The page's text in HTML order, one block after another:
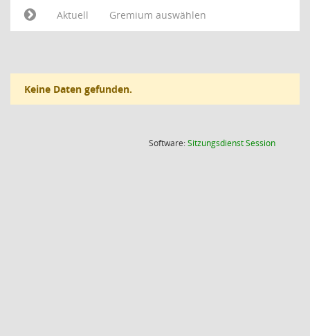
Aktuell
Gremium auswählen
Keine Daten gefunden.
Software:SitzungsdienstSession(Wird in